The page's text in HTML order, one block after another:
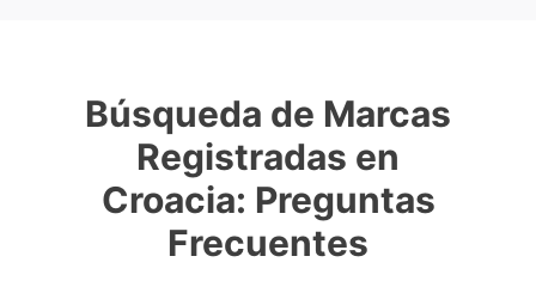
Búsqueda de Marcas
Registradas en
Croacia: Preguntas
Frecuentes